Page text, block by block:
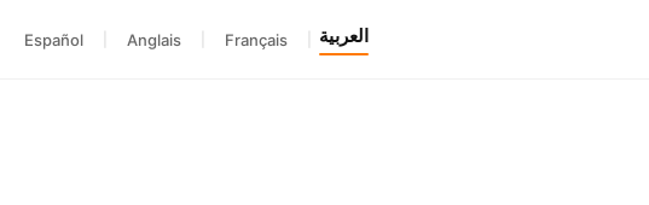
العربية Français
Anglais
Español